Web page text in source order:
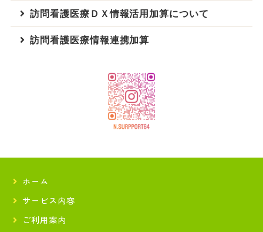
訪問看護医療ＤＸ情報活用加算について
訪問看護医療情報連携加算
ホーム
サービス内容
ご利用案内